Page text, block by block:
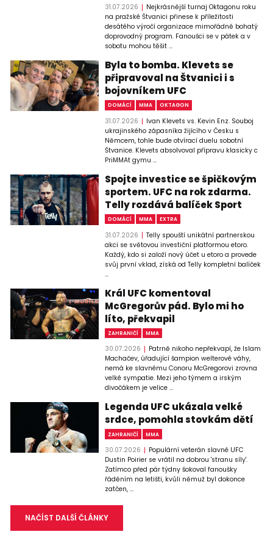
31.07.2026
Nejkrásnější turnaj Oktagonu roku
na pražské Štvanici přinese k příležitosti
desátého výročí organizace mimořádně bohatý
doprovodný program. Fanoušci se v pátek a v
sobotu mohou těšit ...
Byla to bomba. Klevets se
připravoval na Štvanici i s
bojovníkem UFC
DOMÁCÍ MMA OKTAGON
31.07.2026
Ivan Klevets vs. Kevin Enz. Souboj
ukrajinského zápasníka žijícího v Česku s
Němcem, tohle bude otvírací duelu sobotní
Štvanice. Klevets absolvoval přípravu klasicky c
PriMMAt gymu ...
Spojte investice se špičkovým
sportem. UFC na rok zdarma.
Telly rozdává balíček Sport
DOMÁCÍ MMA EXTRA
31.07.2026
Telly spouští unikátní partnerskou
akci se světovou investiční platformou etoro.
Každý, kdo si založí nový účet u etoro a provede
svůj první vklad, získá od Telly kompletní balíček
...
Král UFC komentoval
McGregorův pád. Bylo mi ho
líto, překvapil
ZAHRANIČÍ MMA
30.07.2026
Patrně nikoho nepřekvapí, že Islam
Machačev, úřadující šampion welterové váhy,
nemá ke slavnému Conoru McGregorovi zrovna
velké sympatie. Mezi jeho týmem a irským
divočákem je velice ...
Legenda UFC ukázala velké
srdce, pomohla stovkám dětí
ZAHRANIČÍ MMA
30.07.2026
Populární veterán slavné UFC
Dustin Poirier se vrátil na dobrou 'stranu síly'.
Zatímco před pár týdny šokoval fanoušky
řáděním na letišti, kvůli němuž byl dokonce
zatčen, ...
NAČÍST DALŠÍ ČLÁNKY